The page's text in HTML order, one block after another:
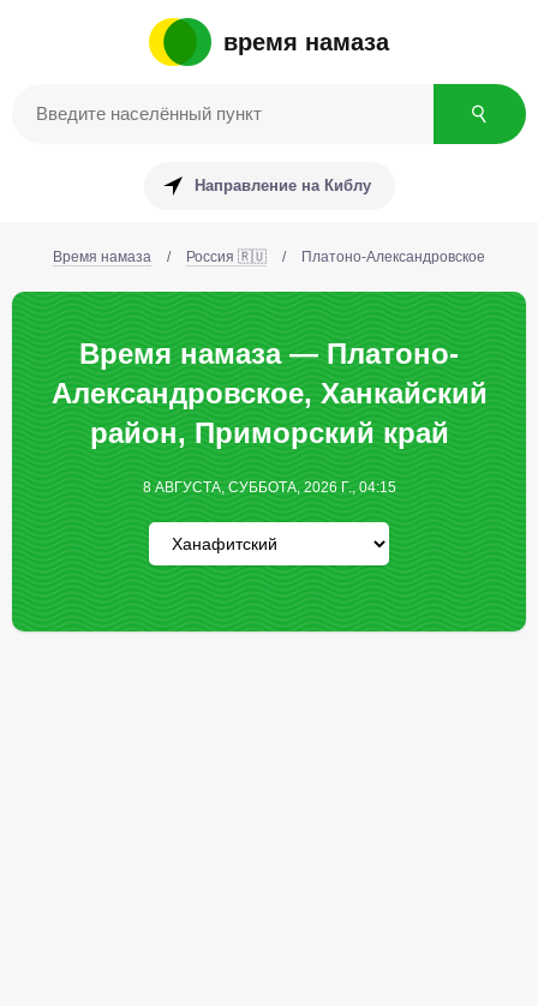
время намаза
Направление на Киблу
Время намаза / Россия 🇷🇺 / Платоно-Александровское
Время намаза — Платоно-
Александровское, Ханкайский
район, Приморский край
8 АВГУСТА, СУББОТА, 2026 Г., 04:15